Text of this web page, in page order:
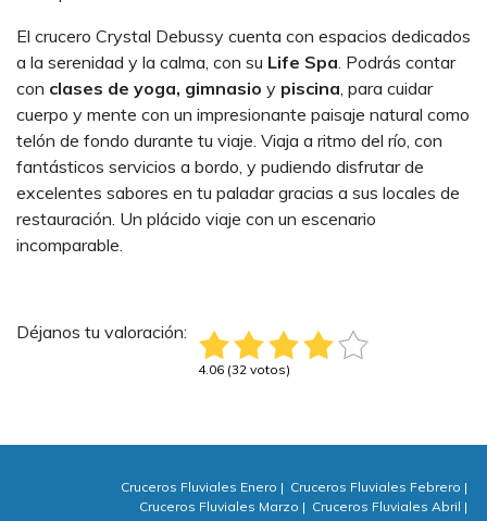
El crucero Crystal Debussy cuenta con espacios dedicados
a la serenidad y la calma, con su Life Spa. Podrás contar
con clases de yoga, gimnasio y piscina, para cuidar
cuerpo y mente con un impresionante paisaje natural como
telón de fondo durante tu viaje. Viaja a ritmo del río, con
fantásticos servicios a bordo, y pudiendo disfrutar de
excelentes sabores en tu paladar gracias a sus locales de
restauración. Un plácido viaje con un escenario
incomparable.
Déjanos tu valoración:
4.06 (32 votos)
Cruceros Fluviales Enero | Cruceros Fluviales Febrero |
Cruceros Fluviales Marzo | Cruceros Fluviales Abril |